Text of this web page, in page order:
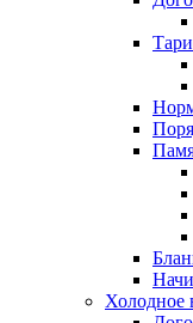
Холодное